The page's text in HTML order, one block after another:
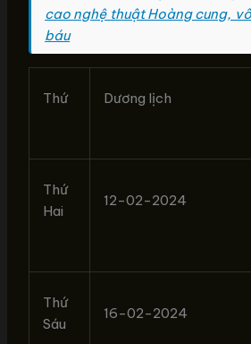
cao nghệ thuật Hoàng cung,
báu
Thứ Dương lịch
Thứ
Hai
12-02-2024
Thứ
Sáu
16-02-2024